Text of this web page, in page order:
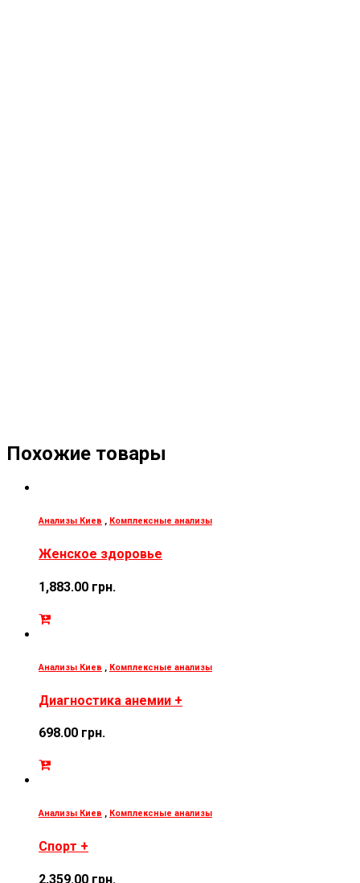
Похожие товары
Анализы Киев , Комплексные анализы
Женское здоровье
1,883.00 грн.
Анализы Киев , Комплексные анализы
Диагностика анемии +
698.00 грн.
Анализы Киев , Комплексные анализы
Спорт +
2,359.00 грн.